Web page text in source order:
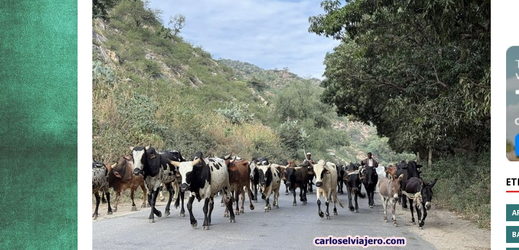
[ 3 agosto, 2025 ]
Qué ver en Manama. La capital de Baréin
BARÉIN
[ 15 marzo, 2026 ]
Ela Nguema. El barrio más castizo de Malabo GUINEA ECUATORIAL